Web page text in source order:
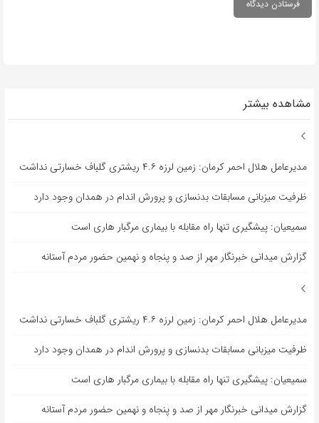
مشاهده بیشتر
مدیرعامل هلال احمر کرمان: زمین لرزه ۴.۶ ریشتری گلباف خسارتی نداشت
ظرفیت میزبانی مسابقات بدنسازی و پرورش اندام در همدان وجود دارد
سمیعیان: پیشگیری تنها راه مقابله با بیماری مرگبار هاری است
گزارش میدانی خبرنگار مهر از صد و پنجاه و نهمین حضور مردم آستانه
مدیرعامل هلال احمر کرمان: زمین لرزه ۴.۶ ریشتری گلباف خسارتی نداشت
ظرفیت میزبانی مسابقات بدنسازی و پرورش اندام در همدان وجود دارد
سمیعیان: پیشگیری تنها راه مقابله با بیماری مرگبار هاری است
گزارش میدانی خبرنگار مهر از صد و پنجاه و نهمین حضور مردم آستانه